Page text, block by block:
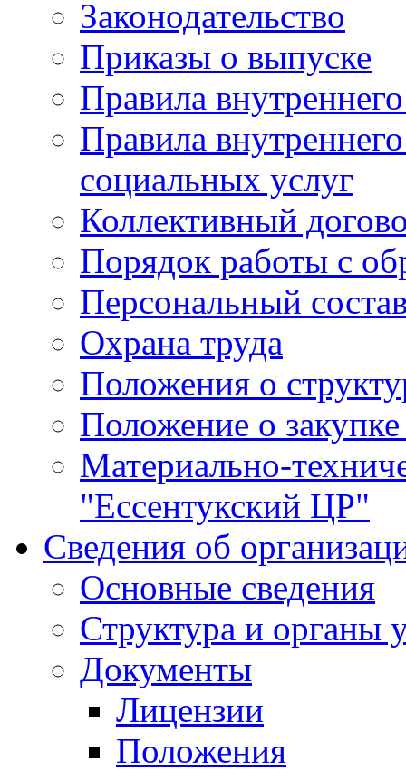
Законодательство
Приказы о выпуске
Правила
Правила
социальных услуг
Коллективный
Порядок работы с
Персональный
Охрана труда
Положения о
Положение о закупке
Материально-
"Ессентукский ЦР"
Сведения об
Основные сведения
Структура и органы
Документы
Лицензии
Положения